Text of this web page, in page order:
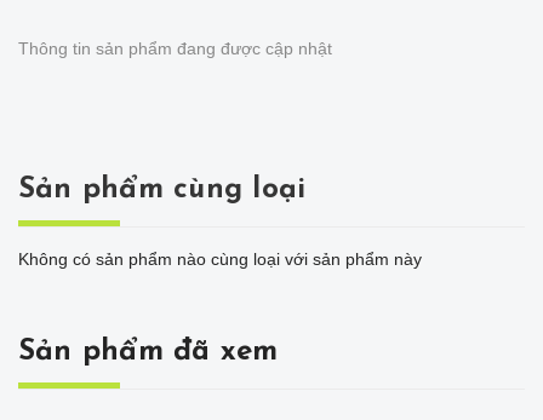
Thông tin sản phẩm đang được cập nhật
Sản phẩm cùng loại
Không có sản phẩm nào cùng loại với sản phẩm này
Sản phẩm đã xem